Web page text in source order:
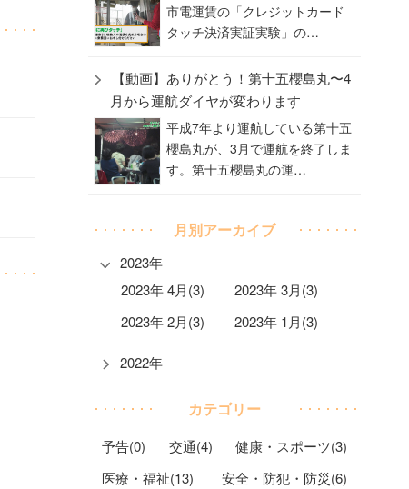
市電運賃の「クレジットカード
タッチ決済実証実験」の…
【動画】ありがとう！第十五櫻島丸〜4
月から運航ダイヤが変わります
平成7年より運航している第十五
櫻島丸が、3月で運航を終了しま
す。第十五櫻島丸の運…
月別アーカイブ
2023年
2023年 4月(3)
2023年 3月(3)
2023年 2月(3)
2023年 1月(3)
2022年
カテゴリー
予告(0) 交通(4)
健康・スポーツ(3)
医療・福祉(13)
安全・防犯・防災(6)